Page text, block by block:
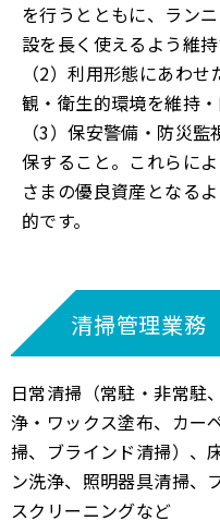
を行うとともに、ラン
設を長く使えるよう維持
（2）利用形態にあわ
観・衛生的環境を維持・
（3）保安警備・防災
保すること。これらに
さまの優良資産となる
的です。
清掃管理業務
日常清掃（常駐・非常駐
浄・ワックス塗布、カー
掃、ブラインド清掃）、
ン洗浄、照明器具清掃、
スクリーニングなど